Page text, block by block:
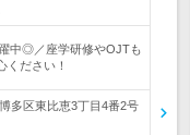
中◎／座学研修やOJTも
ください！
多区東比恵3丁目4番2号